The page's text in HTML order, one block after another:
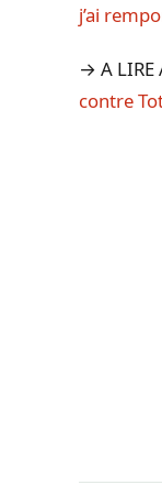
j’ai
→ A LIRE
contre